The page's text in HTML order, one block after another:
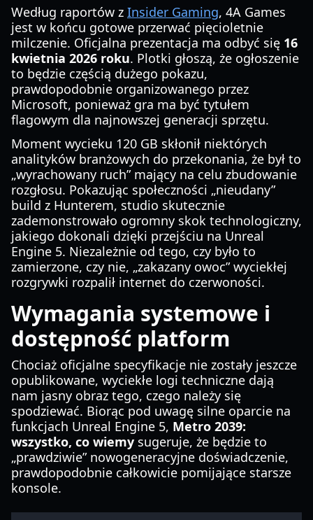
Według raportów z Insider Gaming, 4A Games
jest w końcu gotowe przerwać pięcioletnie
milczenie. Oficjalna prezentacja ma odbyć się 16
kwietnia 2026 roku. Plotki głoszą, że ogłoszenie
to będzie częścią dużego pokazu,
prawdopodobnie organizowanego przez
Microsoft, ponieważ gra ma być tytułem
flagowym dla najnowszej generacji sprzętu.
Moment wycieku 120 GB skłonił niektórych
analityków branżowych do przekonania, że był to
„wyrachowany ruch” mający na celu zbudowanie
rozgłosu. Pokazując społeczności „nieudany”
build z Hunterem, studio skutecznie
zademonstrowało ogromny skok technologiczny,
jakiego dokonali dzięki przejściu na Unreal
Engine 5. Niezależnie od tego, czy było to
zamierzone, czy nie, „zakazany owoc” wyciekłej
rozgrywki rozpalił internet do czerwoności.
Wymagania systemowe i
dostępność platform
Chociaż oficjalne specyfikacje nie zostały jeszcze
opublikowane, wyciekłe logi techniczne dają
nam jasny obraz tego, czego należy się
spodziewać. Biorąc pod uwagę silne oparcie na
funkcjach Unreal Engine 5, Metro 2039:
wszystko, co wiemy sugeruje, że będzie to
„prawdziwie” nowogeneracyjne doświadczenie,
prawdopodobnie całkowicie pomijające starsze
konsole.